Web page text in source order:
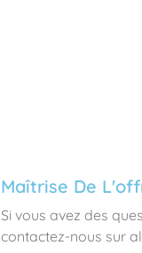
Maîtrise De
Si vous avez des
contactez-nous sur